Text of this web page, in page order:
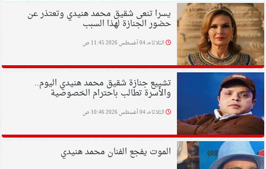
يسرا تنعى شقيق محمد هنيدي وتعتذر عن
حضور الجنازة لهذا السبب
الثلاثاء، 04 أغسطس 2026 11:45 ص
تشييع جنازة شقيق محمد هنيدي اليوم..
والأسرة تطالب باحترام الخصوصية
الثلاثاء، 04 أغسطس 2026 10:46 ص
الموت يفجع الفنان محمد هنيدي